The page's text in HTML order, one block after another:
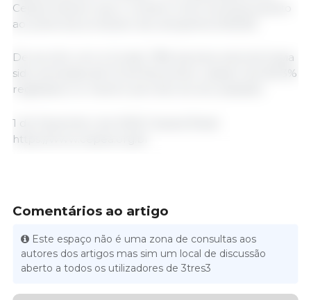
Cepea indicam que o cenário é de incerteza quanto
ao potencial produtivo da campanha 2025/26.
De acordo com a Conab, 78% da área nacional havia
sido semeada até 22 de Novembro, abaixo dos 83,3%
registados no mesmo período do ano passado.
1 de Dezembro de 2025/ Cepea/ Brasil.
https://www.cepea.org.br
Comentários ao artigo
Este espaço não é uma zona de consultas aos
autores dos artigos mas sim um local de discussão
aberto a todos os utilizadores de 3tres3